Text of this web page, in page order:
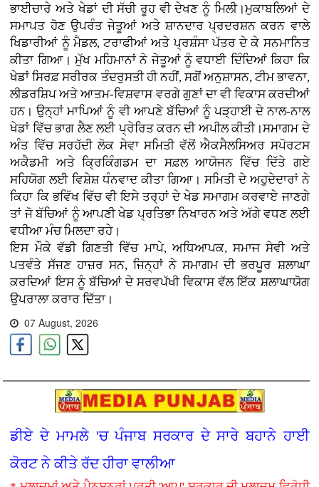
ਭਾਈਚਾਰੇ ਅਤੇ ਖੇਡਾਂ ਦੀ ਸੱਚੀ ਰੂਹ ਵੀ ਦੇਖਣ ਨੂੰ ਮਿਲੀ।ਮੁਕਾਬਲਿਆਂ ਦੇ
ਸਮਾਪਤ ਹੋਣ ਉਪਰੰਤ ਜੇਤੂਆਂ ਅਤੇ ਸ਼ਾਨਦਾਰ ਪ੍ਰਦਰਸ਼ਨ ਕਰਨ ਵਾਲੇ
ਖਿਡਾਰੀਆਂ ਨੂੰ ਮੈਡਲ, ਟਰਾਫੀਆਂ ਅਤੇ ਪ੍ਰਸ਼ੰਸਾ ਪੱਤਰ ਦੇ ਕੇ ਸਨਮਾਨਿਤ
ਕੀਤਾ ਗਿਆ। ਮੁੱਖ ਮਹਿਮਾਨਾਂ ਨੇ ਜੇਤੂਆਂ ਨੂੰ ਵਧਾਈ ਦਿੰਦਿਆਂ ਕਿਹਾ ਕਿ
ਖੇਡਾਂ ਸਿਰਫ਼ ਸਰੀਰਕ ਤੰਦਰੁਸਤੀ ਹੀ ਨਹੀਂ, ਸਗੋਂ ਅਨੁਸ਼ਾਸਨ, ਟੀਮ ਭਾਵਨਾ,
ਲੀਡਰਸ਼ਿਪ ਅਤੇ ਆਤਮ-ਵਿਸ਼ਵਾਸ ਵਰਗੇ ਗੁਣਾਂ ਦਾ ਵੀ ਵਿਕਾਸ ਕਰਦੀਆਂ
ਹਨ। ਉਨ੍ਹਾਂ ਮਾਪਿਆਂ ਨੂੰ ਵੀ ਆਪਣੇ ਬੱਚਿਆਂ ਨੂੰ ਪੜ੍ਹਾਈ ਦੇ ਨਾਲ-ਨਾਲ
ਖੇਡਾਂ ਵਿੱਚ ਭਾਗ ਲੈਣ ਲਈ ਪ੍ਰੇਰਿਤ ਕਰਨ ਦੀ ਅਪੀਲ ਕੀਤੀ।ਸਮਾਗਮ ਦੇ
ਅੰਤ ਵਿੱਚ ਸਰਹੱਦੀ ਲੋਕ ਸੇਵਾ ਸਮਿਤੀ ਵੱਲੋਂ ਐਕਸੈਲਸਿਅਰ ਸਪੋਰਟਸ
ਅਕੈਡਮੀ ਅਤੇ ਕ੍ਰਿਕਿੰਗਡਮ ਦਾ ਸਫ਼ਲ ਆਯੋਜਨ ਵਿੱਚ ਦਿੱਤੇ ਗਏ
ਸਹਿਯੋਗ ਲਈ ਵਿਸ਼ੇਸ਼ ਧੰਨਵਾਦ ਕੀਤਾ ਗਿਆ। ਸਮਿਤੀ ਦੇ ਅਹੁਦੇਦਾਰਾਂ ਨੇ
ਕਿਹਾ ਕਿ ਭਵਿੱਖ ਵਿੱਚ ਵੀ ਇਸੇ ਤਰ੍ਹਾਂ ਦੇ ਖੇਡ ਸਮਾਗਮ ਕਰਵਾਏ ਜਾਣਗੇ
ਤਾਂ ਜੋ ਬੱਚਿਆਂ ਨੂੰ ਆਪਣੀ ਖੇਡ ਪ੍ਰਤਿਭਾ ਨਿਖਾਰਨ ਅਤੇ ਅੱਗੇ ਵਧਣ ਲਈ
ਵਧੀਆ ਮੰਚ ਮਿਲਦਾ ਰਹੇ।
ਇਸ ਮੌਕੇ ਵੱਡੀ ਗਿਣਤੀ ਵਿੱਚ ਮਾਪੇ, ਅਧਿਆਪਕ, ਸਮਾਜ ਸੇਵੀ ਅਤੇ
ਪਤਵੰਤੇ ਸੱਜਣ ਹਾਜ਼ਰ ਸਨ, ਜਿਨ੍ਹਾਂ ਨੇ ਸਮਾਗਮ ਦੀ ਭਰਪੂਰ ਸ਼ਲਾਘਾ
ਕਰਦਿਆਂ ਇਸ ਨੂੰ ਬੱਚਿਆਂ ਦੇ ਸਰਵਪੱਖੀ ਵਿਕਾਸ ਵੱਲ ਇੱਕ ਸ਼ਲਾਘਾਯੋਗ
ਉਪਰਾਲਾ ਕਰਾਰ ਦਿੱਤਾ।
07 August, 2026
ਡੀਏ ਦੇ ਮਾਮਲੇ 'ਚ ਪੰਜਾਬ ਸਰਕਾਰ ਦੇ ਸਾਰੇ ਬਹਾਨੇ ਹਾਈ
ਕੋਰਟ ਨੇ ਕੀਤੇ ਰੱਦ ਹੀਰਾ ਵਾਲੀਆ